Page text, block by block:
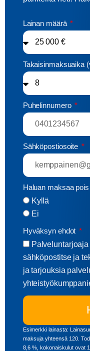
Lainan määrä
Takaisinmaksuaika
Puhelinnumero
Sähköpostiosoite
Haluan maksaa
Kyllä
Ei
Hyväksyn ehdot
sähköpostitse ja
ja tarjouksia
Esimerkki lainasta:
maksuja yhteensä 120.
8,6 %, kokonaiskulut ovat